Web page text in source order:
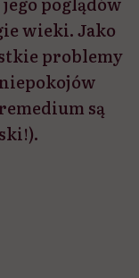
wieki. Jako
problemy
są